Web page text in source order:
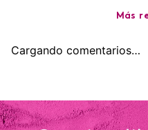
Más
Cargando comentarios…